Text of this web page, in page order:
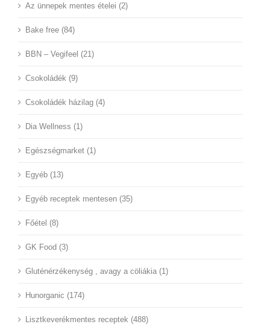
Az ünnepek mentes ételei (2)
Bake free (84)
BBN – Vegifeel (21)
Csokoládék (9)
Csokoládék házilag (4)
Dia Wellness (1)
Egészségmarket (1)
Egyéb (13)
Egyéb receptek mentesen (35)
Főétel (8)
GK Food (3)
Gluténérzékenység , avagy a cöliákia (1)
Hunorganic (174)
Lisztkeverékmentes receptek (488)